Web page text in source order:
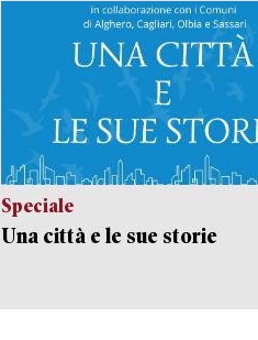
Speciale
Una città e le sue storie